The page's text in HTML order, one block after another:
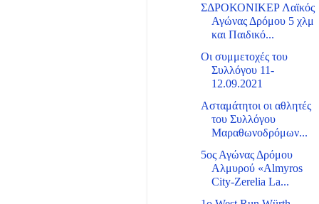
ΣΔΡΟΚΟΝΙΚΕΡ Λαϊκός
Αγώνας Δρόμου 5 χλμ
και Παιδικό...
Οι συμμετοχές του
Συλλόγου 11-
12.09.2021
Ασταμάτητοι οι αθλητές
του Συλλόγου
Μαραθωνοδρόμων...
5ος Αγώνας Δρόμου
Αλμυρού «Almyros
City-Zerelia La...